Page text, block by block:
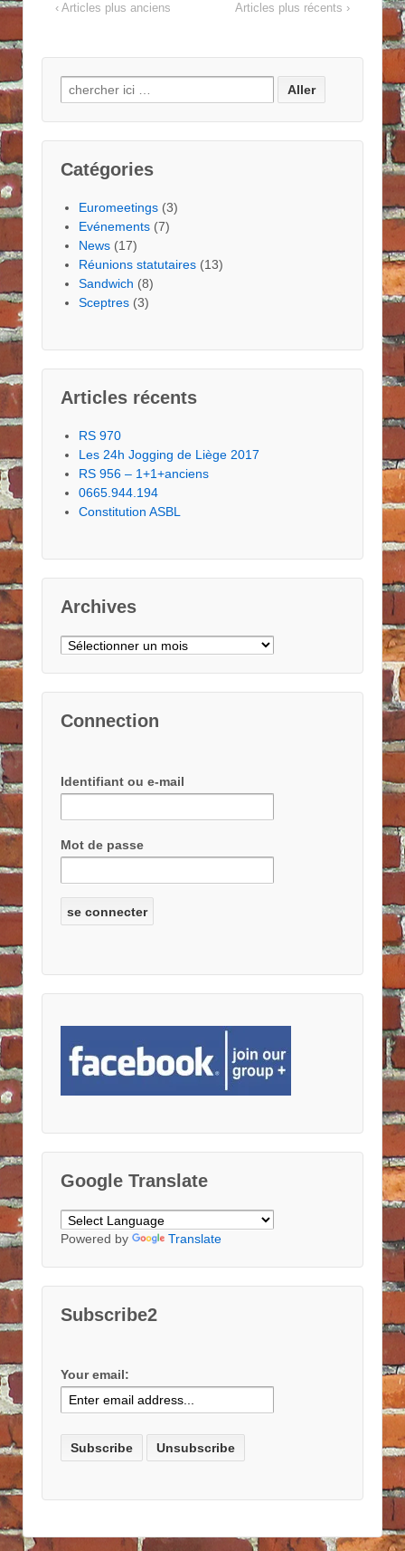
‹ Articles plus anciens Articles plus récents ›
Search
for:
Catégories
Euromeetings (3)
Evénements (7)
News (17)
Réunions statutaires (13)
Sandwich (8)
Sceptres (3)
Articles récents
RS 970
Les 24h Jogging de Liège 2017
RS 956 – 1+1+anciens
0665.944.194
Constitution ASBL
Archives
Archives
Connection
Identifiant ou e-mail
Mot de passe
Google Translate
Powered by Translate
Subscribe2
Your email: